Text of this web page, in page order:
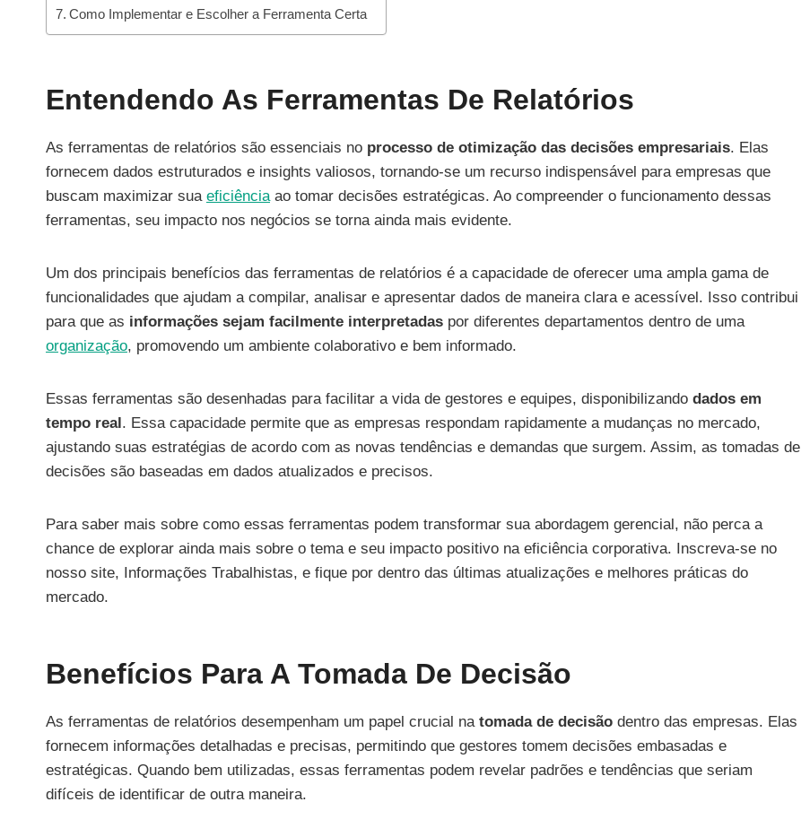
Como Implementar e Escolher a Ferramenta Certa
Entendendo As Ferramentas De Relatórios
As ferramentas de relatórios são essenciais no processo de otimização das decisões empresariais. Elas
fornecem dados estruturados e insights valiosos, tornando-se um recurso indispensável para empresas que
buscam maximizar sua eficiência ao tomar decisões estratégicas. Ao compreender o funcionamento dessas
ferramentas, seu impacto nos negócios se torna ainda mais evidente.
Um dos principais benefícios das ferramentas de relatórios é a capacidade de oferecer uma ampla gama de
funcionalidades que ajudam a compilar, analisar e apresentar dados de maneira clara e acessível. Isso contribui
para que as informações sejam facilmente interpretadas por diferentes departamentos dentro de uma
organização, promovendo um ambiente colaborativo e bem informado.
Essas ferramentas são desenhadas para facilitar a vida de gestores e equipes, disponibilizando dados em
tempo real. Essa capacidade permite que as empresas respondam rapidamente a mudanças no mercado,
ajustando suas estratégias de acordo com as novas tendências e demandas que surgem. Assim, as tomadas de
decisões são baseadas em dados atualizados e precisos.
Para saber mais sobre como essas ferramentas podem transformar sua abordagem gerencial, não perca a
chance de explorar ainda mais sobre o tema e seu impacto positivo na eficiência corporativa. Inscreva-se no
nosso site, Informações Trabalhistas, e fique por dentro das últimas atualizações e melhores práticas do
mercado.
Benefícios Para A Tomada De Decisão
As ferramentas de relatórios desempenham um papel crucial na tomada de decisão dentro das empresas. Elas
fornecem informações detalhadas e precisas, permitindo que gestores tomem decisões embasadas e
estratégicas. Quando bem utilizadas, essas ferramentas podem revelar padrões e tendências que seriam
difíceis de identificar de outra maneira.